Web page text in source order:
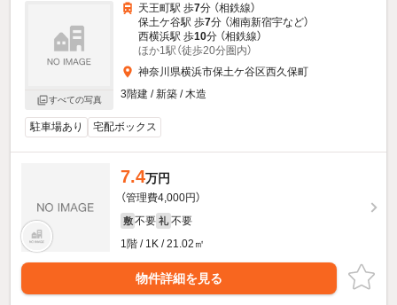
すべての写真
天王町駅 歩7分 （相鉄線）
保土ケ谷駅 歩7分 （湘南新宿宇など）
西横浜駅 歩10分 （相鉄線）
ほか1駅（徒歩20分圏内）
神奈川県横浜市保土ケ谷区西久保町
3階建 / 新築 / 木造
駐車場あり 宅配ボックス
7.4万円
（管理費4,000円）
敷 不要 礼 不要
1階 / 1K / 21.02㎡
物件詳細を見る